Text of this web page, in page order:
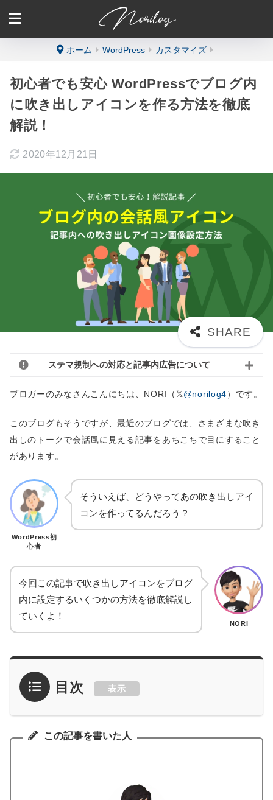
ホーム WordPress カスタマイズ
初心者でも安心 WordPressでブログ内
に吹き出しアイコンを作る方法を徹底
解説！
2020年12月21日
ステマ規制への対応と記事内広告について
ブロガーのみなさんこんにちは、NORI（ @norilog4）です。
このブログもそうですが、最近のブログでは、さまざまな吹き
出しのトークで会話風に見える記事をあちこちで目にすること
があります。
WordPress初
心者
そういえば、どうやってあの吹き出しアイ
コンを作ってるんだろう？
今回この記事で吹き出しアイコンをブログ
内に設定するいくつかの方法を徹底解説し
ていくよ！
NORI
目次 表示
この記事を書いた人